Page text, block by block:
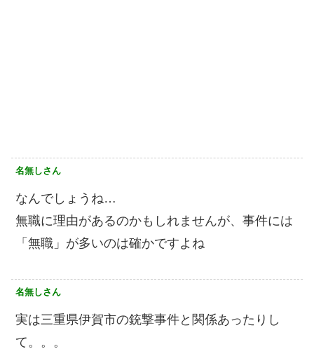
名無しさん
なんでしょうね…
無職に理由があるのかもしれませんが、事件には
「無職」が多いのは確かですよね
名無しさん
実は三重県伊賀市の銃撃事件と関係あったりし
て。。。